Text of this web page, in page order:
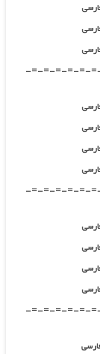
-=-=-=-=-=-
-=-=-=-=-=-
-=-=-=-=-=-